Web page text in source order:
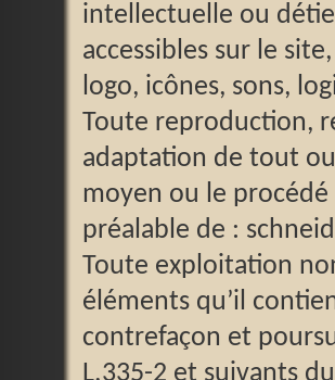
intellectuelle ou
accessibles sur le
logo, icônes, sons,
Toute reproduction,
adaptation de tout
moyen ou le
préalable de :
Toute exploitation
éléments qu’il
contrefaçon et
L.335-2 et suivants